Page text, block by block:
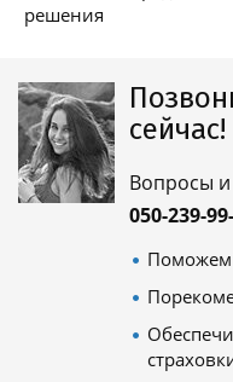
решения
сейчас!
Вопросы
050-239-
Поможем